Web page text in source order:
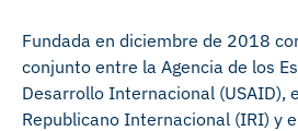
Fundada en diciembre de 2018
conjunto entre la Agencia de los
Desarrollo Internacional (USAID),
Republicano Internacional (IRI) y